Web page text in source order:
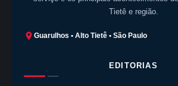
Tietê e região.
Guarulhos • Alto Tietê • São Paulo
EDITORIAS